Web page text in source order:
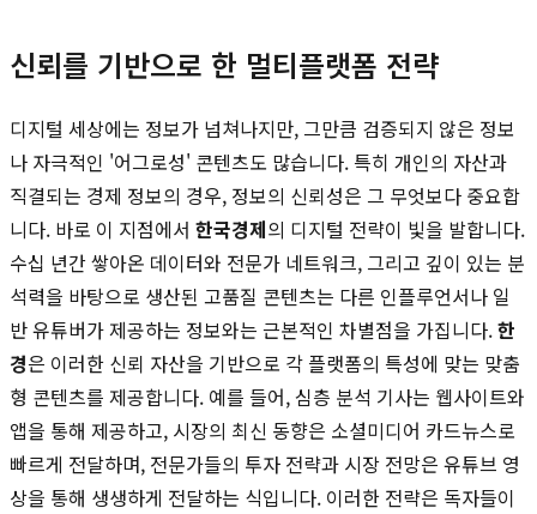
신뢰를 기반으로 한 멀티플랫폼 전략
디지털 세상에는 정보가 넘쳐나지만, 그만큼 검증되지 않은 정보
나 자극적인 '어그로성' 콘텐츠도 많습니다. 특히 개인의 자산과
직결되는 경제 정보의 경우, 정보의 신뢰성은 그 무엇보다 중요합
니다. 바로 이 지점에서 한국경제의 디지털 전략이 빛을 발합니다.
수십 년간 쌓아온 데이터와 전문가 네트워크, 그리고 깊이 있는 분
석력을 바탕으로 생산된 고품질 콘텐츠는 다른 인플루언서나 일
반 유튜버가 제공하는 정보와는 근본적인 차별점을 가집니다.한
경은 이러한 신뢰 자산을 기반으로 각 플랫폼의 특성에 맞는 맞춤
형 콘텐츠를 제공합니다. 예를 들어, 심층 분석 기사는 웹사이트와
앱을 통해 제공하고, 시장의 최신 동향은 소셜미디어 카드뉴스로
빠르게 전달하며, 전문가들의 투자 전략과 시장 전망은 유튜브 영
상을 통해 생생하게 전달하는 식입니다. 이러한 전략은 독자들이